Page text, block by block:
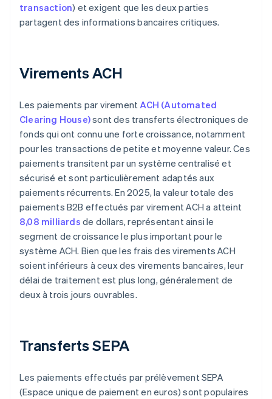
transaction) et exigent que les deux parties
partagent des informations bancaires critiques.
Virements ACH
Les paiements par virementACH (Automated
Clearing House)sont des transferts électroniques de
fonds qui ont connu une forte croissance, notamment
pour les transactions de petite et moyenne valeur. Ces
paiements transitent par un système centralisé et
sécurisé et sont particulièrement adaptés aux
paiements récurrents. En 2025, la valeur totale des
paiements B2B effectués par virement ACH a atteint
8,08 milliards de dollars, représentant ainsi le
segment de croissance le plus important pour le
système ACH. Bien que les frais des virements ACH
soient inférieurs à ceux des virements bancaires, leur
délai de traitement est plus long, généralement de
deux à trois jours ouvrables.
Transferts SEPA
Les paiements effectués par prélèvement SEPA
(Espace unique de paiement en euros) sont populaires